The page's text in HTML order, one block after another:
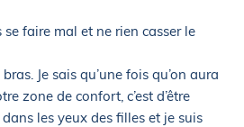
faire mal et ne rien casser le
Je sais qu’une fois qu’on aura
zone de confort, c’est d’être
les yeux des filles et je suis